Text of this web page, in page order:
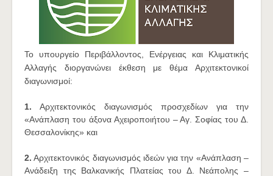
Το υπουργείο Περιβάλλοντος, Ενέργειας και Κλιματικής
Αλλαγής διοργανώνει έκθεση με θέμα Αρχιτεκτονικοί
διαγωνισμοί:
1. Αρχιτεκτονικός διαγωνισμός προσχεδίων για την
«Ανάπλαση του άξονα Αχειροποιήτου – Αγ. Σοφίας του Δ.
Θεσσαλονίκης» και
2. Αρχιτεκτονικός διαγωνισμός ιδεών για την «Ανάπλαση –
Ανάδειξη της Βαλκανικής Πλατείας του Δ. Νεάπολης –